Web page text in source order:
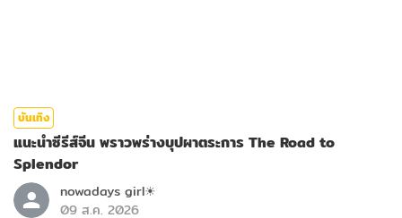
บันเทิง
แนะนำซีรีส์จีน พราวพร่างบุปผาตระการ The Road to
Splendor
nowadays girl☀︎︎
09 ส.ค. 2026